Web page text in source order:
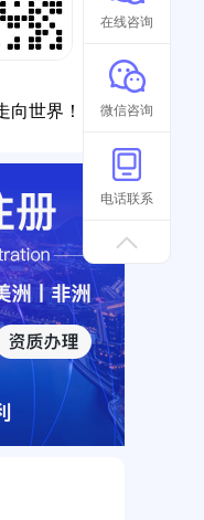
向世界！
在线咨询
微信咨询
电话联系